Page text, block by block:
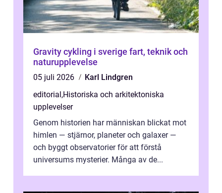
Gravity cykling i sverige fart, teknik och
naturupplevelse
05 juli 2026
Karl Lindgren
editorial,Historiska och arkitektoniska
upplevelser
Genom historien har människan blickat mot
himlen — stjärnor, planeter och galaxer —
och byggt observatorier för att förstå
universums mysterier. Många av de...